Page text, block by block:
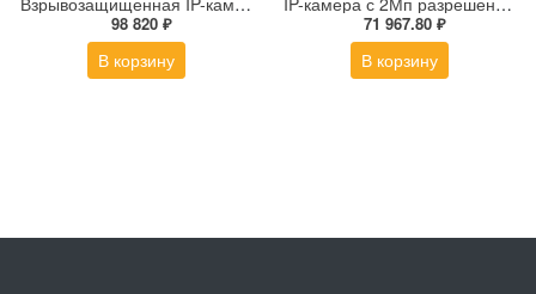
98 820 ₽
В корзину
71 967.80 ₽
В корзину